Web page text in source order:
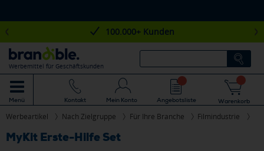
100.000+ Kunden
Werbemittel für Geschäftskunden
Menü Kontakt Mein Konto Angebotsliste Warenkorb
Werbeartikel Nach Zielgruppe Für Ihre Branche Filmindustrie
MyKit Erste-Hilfe Set